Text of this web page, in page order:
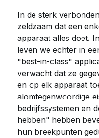
In de sterk
zeldzaam dat een
apparaat alles doet.
leven we echter in
"best-in-class"
verwacht dat ze
en op elk apparaat
alomtegenwoordige
bedrijfssystemen en
hebben" hebben
hun breekpunten